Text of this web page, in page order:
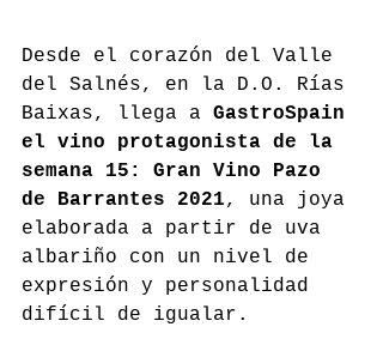
Desde el corazón del Valle
del Salnés, en la D.O. Rías
Baixas, llega a GastroSpain
el vino protagonista de la
semana 15: Gran Vino Pazo
de Barrantes 2021, una joya
elaborada a partir de uva
albariño con un nivel de
expresión y personalidad
difícil de igualar.